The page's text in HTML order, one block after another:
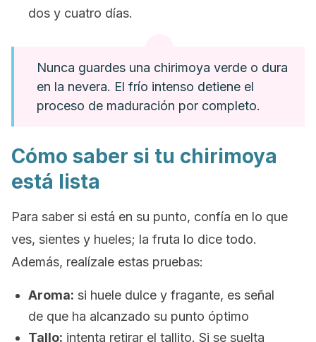
dos y cuatro días.
Nunca guardes una chirimoya verde o dura
en la nevera. El frío intenso detiene el
proceso de maduración por completo.
Cómo saber si tu chirimoya
está lista
Para saber si está en su punto, confía en lo que
ves, sientes y hueles; la fruta lo dice todo.
Además, realízale estas pruebas:
Aroma: si huele dulce y fragante, es señal
de que ha alcanzado su punto óptimo
Tallo: intenta retirar el tallito. Si se suelta